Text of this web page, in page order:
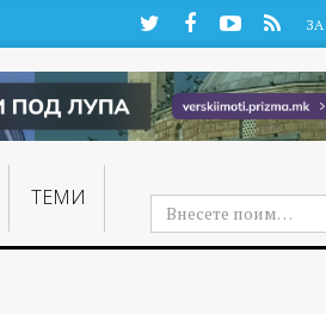
TwitterFacebookYouTube
RSS
ТЕМИ